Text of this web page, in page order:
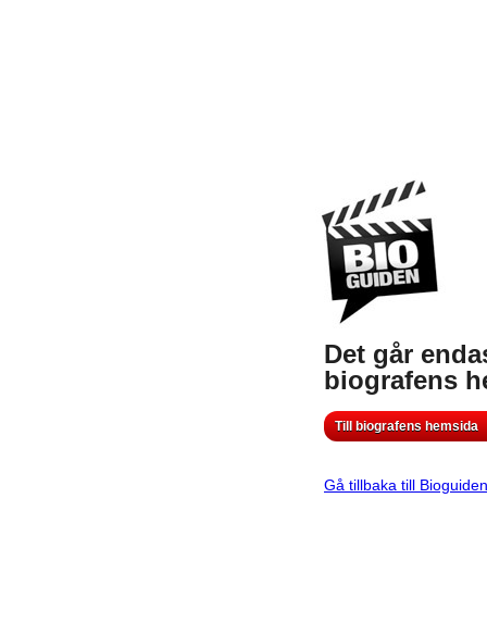
Det går
biografens
Till biografens hemsida
Gå tillbaka till Bioguiden